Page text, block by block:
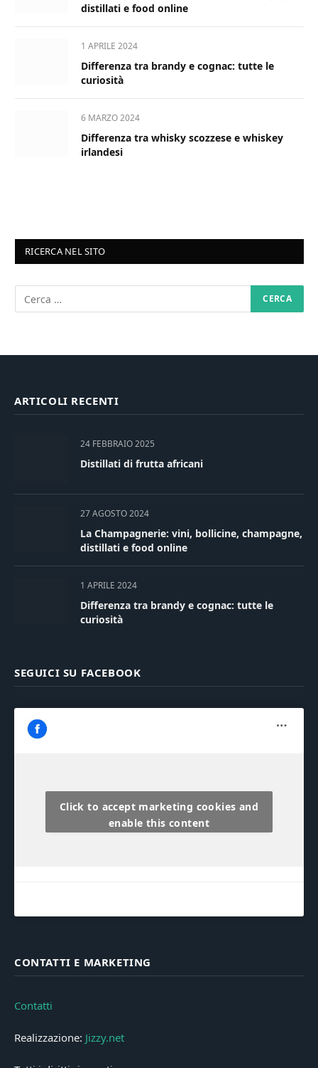
distillati e food online
1 APRILE 2024
Differenza tra brandy e cognac: tutte le
curiosità
6 MARZO 2024
Differenza tra whisky scozzese e whiskey
irlandesi
RICERCA NEL SITO
ARTICOLI RECENTI
24 FEBBRAIO 2025
Distillati di frutta africani
27 AGOSTO 2024
La Champagnerie: vini, bollicine, champagne,
distillati e food online
1 APRILE 2024
Differenza tra brandy e cognac: tutte le
curiosità
SEGUICI SU FACEBOOK
Click to accept marketing cookies and
enable this content
CONTATTI E MARKETING
Contatti
Realizzazione: Jizzy.net